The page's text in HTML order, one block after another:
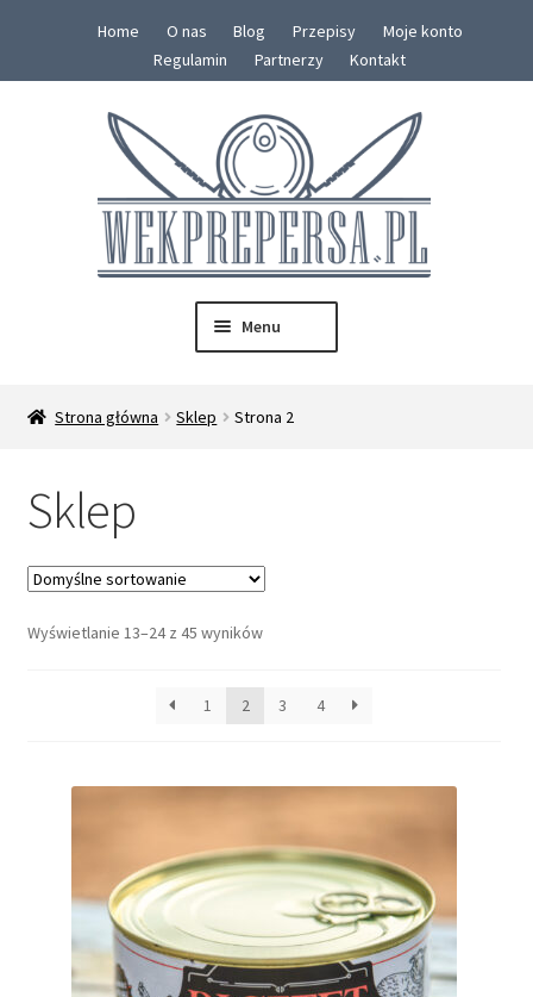
Home O nas Blog Przepisy
Moje konto
Regulamin
Partnerzy Kontakt
Menu
Zestawy
Dieta ketogeniczna
Noże survivalowe
Strona główna Sklep Strona 2
Sklep
Wyświetlanie 13–24 z 45 wyników
1 2 3 4